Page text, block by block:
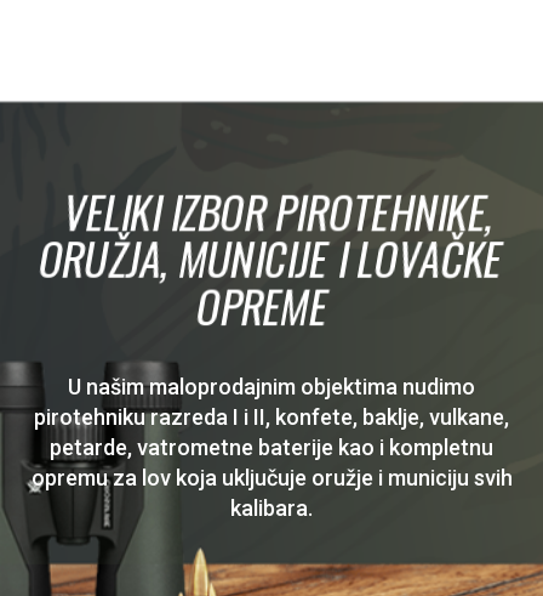
VELIKI IZBOR PIROTEHNIKE,
ORUŽJA, MUNICIJE I LOVAČKE
OPREME
U našim maloprodajnim objektima nudimo
pirotehniku razreda I i II, konfete, baklje, vulkane,
petarde, vatrometne baterije kao i kompletnu
opremu za lov koja uključuje oružje i municiju svih
kalibara.